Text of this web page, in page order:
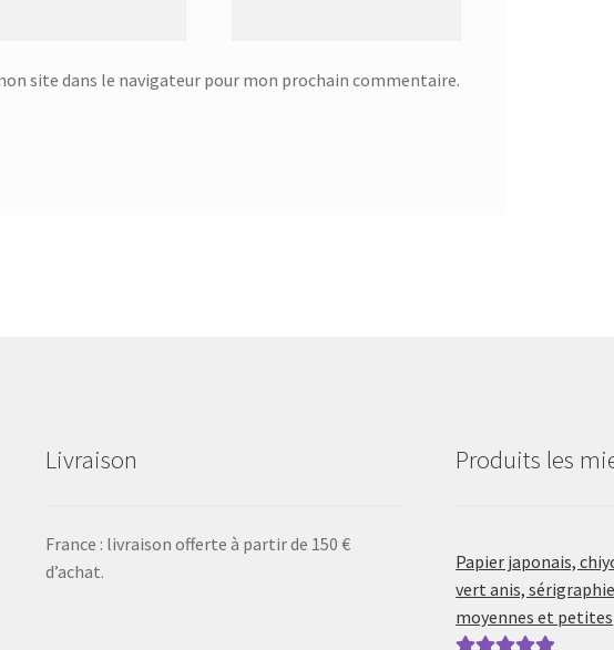
site dans le navigateur pour mon prochain commentaire.
Livraison
France : livraison offerte à partir de 150 €
d’achat.
Produits les
Papier japonais,
vert anis,
moyennes et petites